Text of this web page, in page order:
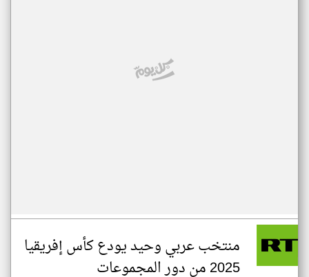
منتخب عربي وحيد يودع كأس إفريقيا
2025 من دور المجموعات